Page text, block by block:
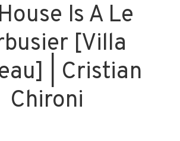
Is A Le
[Villa
| Cristian
Chironi